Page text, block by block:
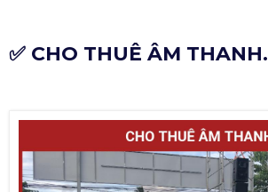
✅ CHO THUÊ ÂM THANH.